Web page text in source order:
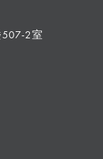
2室